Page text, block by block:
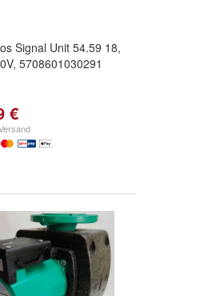
Signal Unit 54.59 18,
5708601030291
€